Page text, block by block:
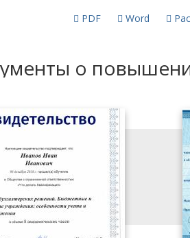
PDF Word
о